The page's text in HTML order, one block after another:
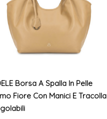
Borsa A Spalla In Pelle
Fiore Con Manici E Tracolla